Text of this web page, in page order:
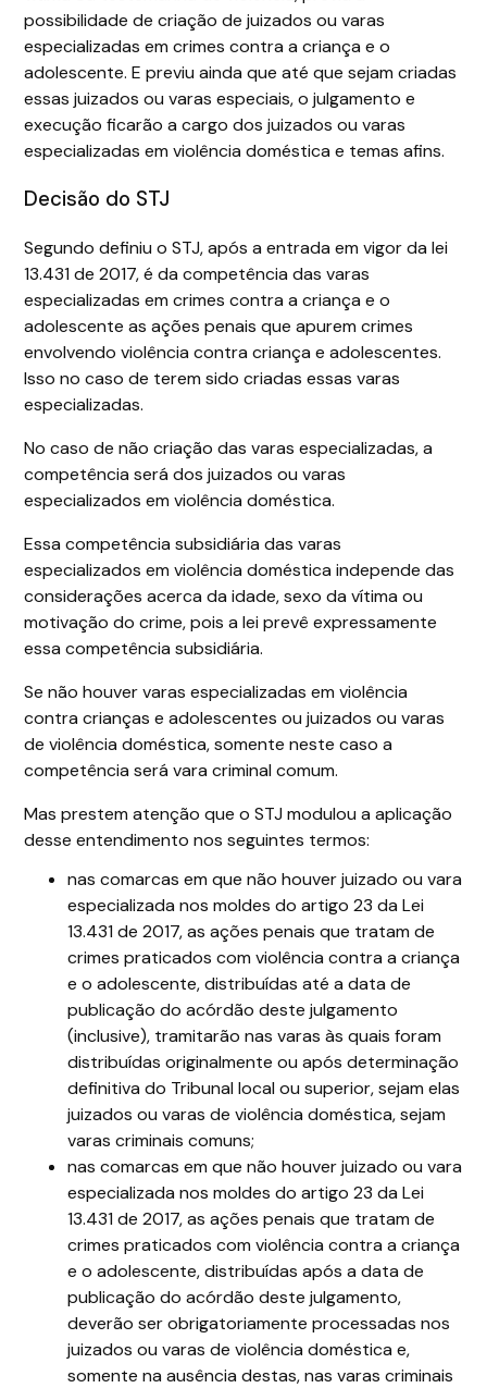
possibilidade de criação de juizados ou varas
especializadas em crimes contra a criança e o
adolescente. E previu ainda que até que sejam criadas
essas juizados ou varas especiais, o julgamento e
execução ficarão a cargo dos juizados ou varas
especializadas em violência doméstica e temas afins.
Decisão do STJ
Segundo definiu o STJ, após a entrada em vigor da lei
13.431 de 2017, é da competência das varas
especializadas em crimes contra a criança e o
adolescente as ações penais que apurem crimes
envolvendo violência contra criança e adolescentes.
Isso no caso de terem sido criadas essas varas
especializadas.
No caso de não criação das varas especializadas, a
competência será dos juizados ou varas
especializados em violência doméstica.
Essa competência subsidiária das varas
especializados em violência doméstica independe das
considerações acerca da idade, sexo da vítima ou
motivação do crime, pois a lei prevê expressamente
essa competência subsidiária.
Se não houver varas especializadas em violência
contra crianças e adolescentes ou juizados ou varas
de violência doméstica, somente neste caso a
competência será vara criminal comum.
Mas prestem atenção que o STJ modulou a aplicação
desse entendimento nos seguintes termos:
nas comarcas em que não houver juizado ou vara
especializada nos moldes do artigo 23 da Lei
13.431 de 2017, as ações penais que tratam de
crimes praticados com violência contra a criança
e o adolescente, distribuídas até a data de
publicação do acórdão deste julgamento
(inclusive), tramitarão nas varas às quais foram
distribuídas originalmente ou após determinação
definitiva do Tribunal local ou superior, sejam elas
juizados ou varas de violência doméstica, sejam
varas criminais comuns;
nas comarcas em que não houver juizado ou vara
especializada nos moldes do artigo 23 da Lei
13.431 de 2017, as ações penais que tratam de
crimes praticados com violência contra a criança
e o adolescente, distribuídas após a data de
publicação do acórdão deste julgamento,
deverão ser obrigatoriamente processadas nos
juizados ou varas de violência doméstica e,
somente na ausência destas, nas varas criminais